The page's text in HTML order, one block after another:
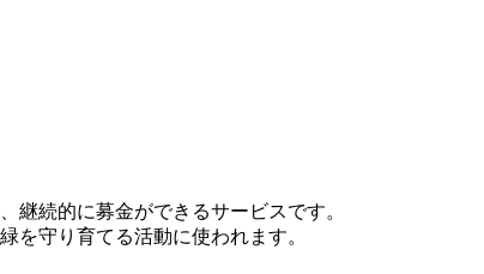
継続的に募金ができるサービスです。
を守り育てる活動に使われます。